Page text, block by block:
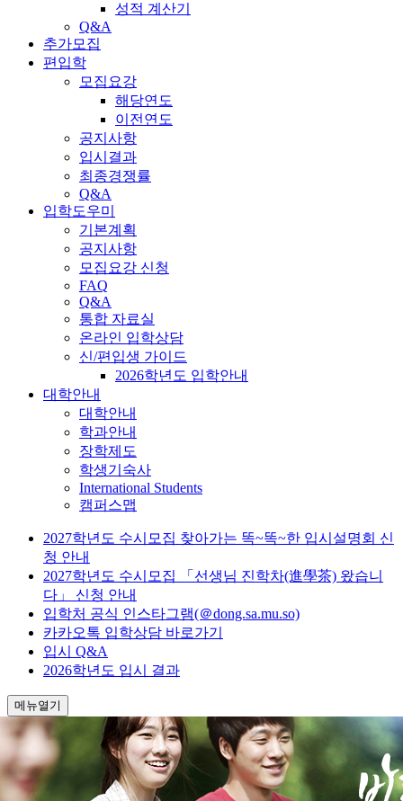
성적 계산기
Q&A
추가모집
편입학
모집요강
해당연도
이전연도
공지사항
입시결과
최종경쟁률
Q&A
입학도우미
기본계획
공지사항
모집요강 신청
FAQ
Q&A
통합 자료실
온라인 입학상담
신/편입생 가이드
2026학년도 입학안내
대학안내
대학안내
학과안내
장학제도
학생기숙사
International Students
캠퍼스맵
2027학년도 수시모집 찾아가는 똑~똑~한 입시설명회 신
청 안내
2027학년도 수시모집 「선생님 진학차(進學茶) 왔습니
다」 신청 안내
입학처 공식 인스타그램(＠dong.sa.mu.so)
카카오톡 입학상담 바로가기
입시 Q&A
2026학년도 입시 결과
메뉴열기